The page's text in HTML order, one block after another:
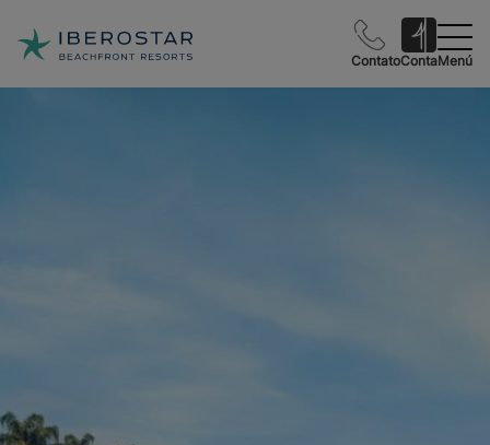
ContatoContaMenú